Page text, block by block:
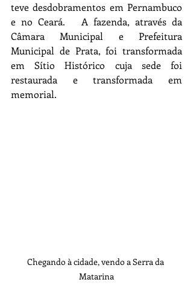
teve desdobramentos em Pernambuco
e no Ceará.   A fazenda, através da
Câmara Municipal e Prefeitura
Municipal de Prata, foi transformada
em Sítio Histórico cuja sede foi
restaurada e transformada em
memorial.
Chegando à cidade, vendo a Serra da
Matarina